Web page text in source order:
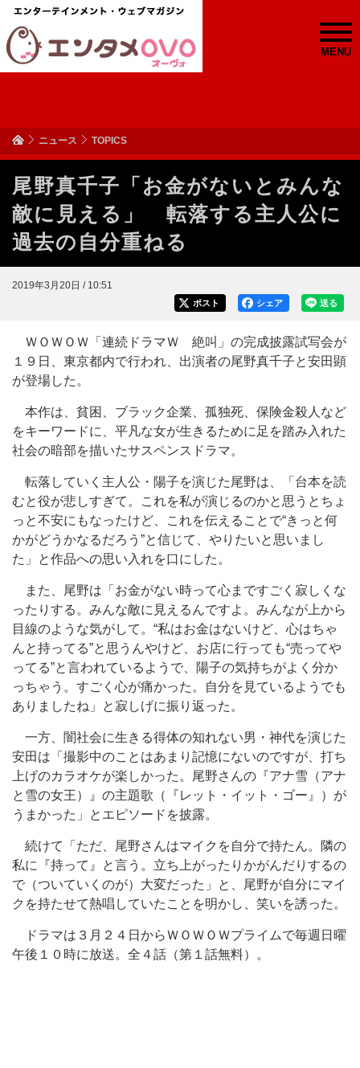
MENU
ニュース TOPICS
尾野真千子「お金がないとみんな
敵に見える」 転落する主人公に
過去の自分重ねる
2019年3月20日 / 10:51
送る
シェア
ポスト
ＷＯＷＯＷ「連続ドラマＷ 絶叫」の完成披露試写会が
１９日、東京都内で行われ、出演者の尾野真千子と安田顕
が登場した。
本作は、貧困、ブラック企業、孤独死、保険金殺人など
をキーワードに、平凡な女が生きるために足を踏み入れた
社会の暗部を描いたサスペンスドラマ。
転落していく主人公・陽子を演じた尾野は、「台本を読
むと役が悲しすぎて。これを私が演じるのかと思うとちょ
っと不安にもなったけど、これを伝えることで“きっと何
かがどうかなるだろう”と信じて、やりたいと思いまし
た」と作品への思い入れを口にした。
また、尾野は「お金がない時って心まですごく寂しくな
ったりする。みんな敵に見えるんですよ。みんなが上から
目線のような気がして。“私はお金はないけど、心はちゃ
んと持ってる”と思うんやけど、お店に行っても“売ってや
ってる”と言われているようで、陽子の気持ちがよく分か
っちゃう。すごく心が痛かった。自分を見ているようでも
ありましたね」と寂しげに振り返った。
一方、闇社会に生きる得体の知れない男・神代を演じた
安田は「撮影中のことはあまり記憶にないのですが、打ち
上げのカラオケが楽しかった。尾野さんの『アナ雪（アナ
と雪の女王）』の主題歌（『レット・イット・ゴー』）が
うまかった」とエピソードを披露。
続けて「ただ、尾野さんはマイクを自分で持たん。隣の
私に『持って』と言う。立ち上がったりかがんだりするの
で（ついていくのが）大変だった」と、尾野が自分にマイ
クを持たせて熱唱していたことを明かし、笑いを誘った。
ドラマは３月２４日からＷＯＷＯＷプライムで毎週日曜
午後１０時に放送。全４話（第１話無料）。